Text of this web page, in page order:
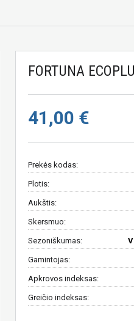
FORTUNA
41,00 €
Prekės kodas:
Plotis:
Aukštis:
Skersmuo:
Sezoniškumas:
Gamintojas:
Apkrovos indeksas:
Greičio indeksas: